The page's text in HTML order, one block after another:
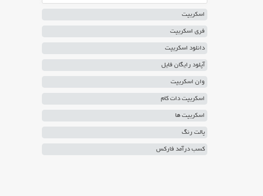
اسکریپت
فری اسکریپت
دانلود اسکریپت
آپلود رایگان فایل
وان اسکریپت
اسکریپت دات کام
اسکریپت ها
پالت رنگ
کسب درآمد فارکس